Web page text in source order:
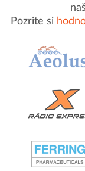
Pozrite si